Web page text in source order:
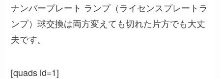
ナンバープレート ランプ（ライセンスプレートラ
ンプ）球交換は両方変えても切れた片方でも大丈
夫です。
[quads id=1]